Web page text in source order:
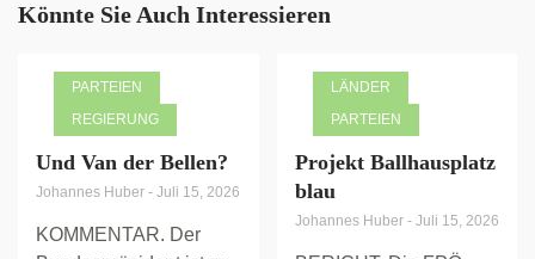
Könnte Sie Auch Interessieren
PARTEIEN
REGIERUNG
Und Van der Bellen?
Johannes Huber - Juli 15, 2026
KOMMENTAR. Der
LÄNDER
PARTEIEN
Projekt Ballhausplatz
blau
Johannes Huber - Juli 15, 2026